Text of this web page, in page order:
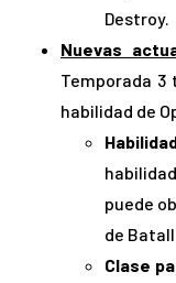
Destroy.
Nuevas
Temporada 3
habilidad de
puede
de
Clase